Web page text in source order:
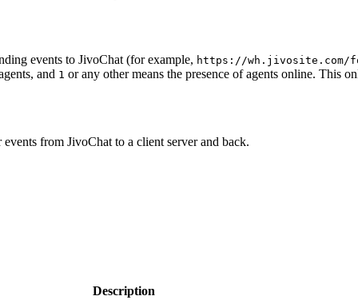
events to JivoChat (for example, https://wh.jivosite.com/
and 1 or any other means the presence of agents online. This
from JivoChat to a client server and back.
Description